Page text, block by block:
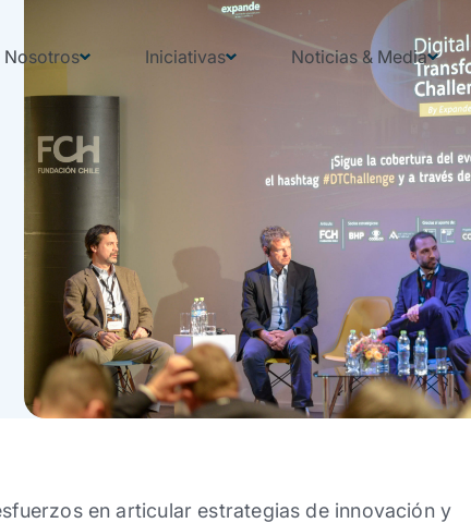
Nosotros Iniciativas Noticias & Media
en articular estrategias de innovación y